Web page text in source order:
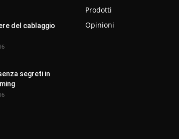
del cablaggio
segreti in
Prodotti
Opinioni